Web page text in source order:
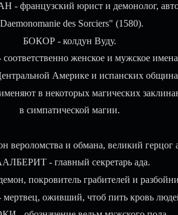
французский юрист и демонолог,
des Sorciers" (1580).
БОКОР - колдун Вуду.
женское и мужское имена
Америке и испанских
в некоторых магических
в симпатической магии.
вероломства и обмана, великий герцог
- главный секретарь ада.
покровитель грабителей и
оживший, чтоб пить кровь